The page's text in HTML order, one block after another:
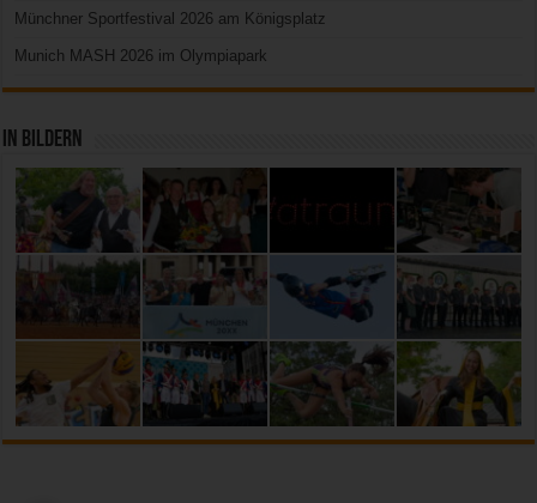
Münchner Sportfestival 2026 am Königsplatz
Munich MASH 2026 im Olympiapark
In Bildern